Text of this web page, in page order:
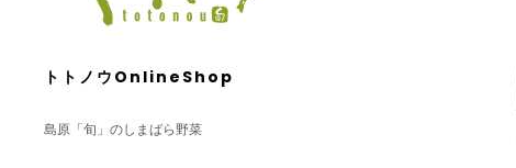
トトノウOnlineShop
島原「旬」のしまばら野菜